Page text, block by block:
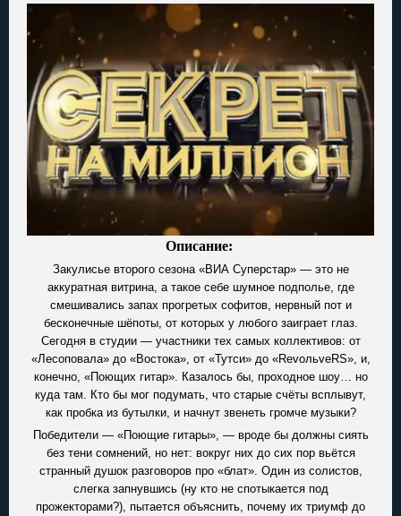
Описание:
Закулисье второго сезона «ВИА Суперстар» — это не
аккуратная витрина, а такое себе шумное подполье, где
смешивались запах прогретых софитов, нервный пот и
бесконечные шёпоты, от которых у любого заиграет глаз.
Сегодня в студии — участники тех самых коллективов: от
«Лесоповала» до «Востока», от «Тутси» до «RevoльveRS», и,
конечно, «Поющих гитар». Казалось бы, проходное шоу… но
куда там. Кто бы мог подумать, что старые счёты всплывут,
как пробка из бутылки, и начнут звенеть громче музыки?
Победители — «Поющие гитары», — вроде бы должны сиять
без тени сомнений, но нет: вокруг них до сих пор вьётся
странный душок разговоров про «блат». Один из солистов,
слегка запнувшись (ну кто не спотыкается под
прожекторами?), пытается объяснить, почему их триумф до